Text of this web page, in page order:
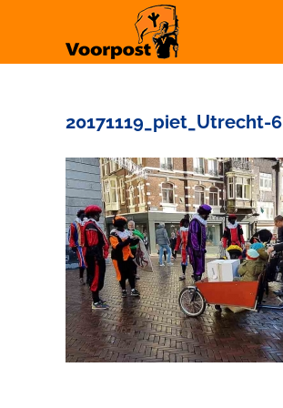
20171119_piet_Utrecht-6